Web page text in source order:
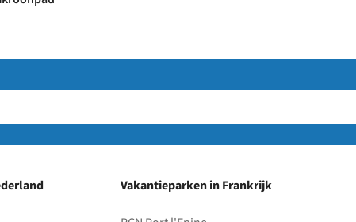
Vakantieparken in Frankrijk